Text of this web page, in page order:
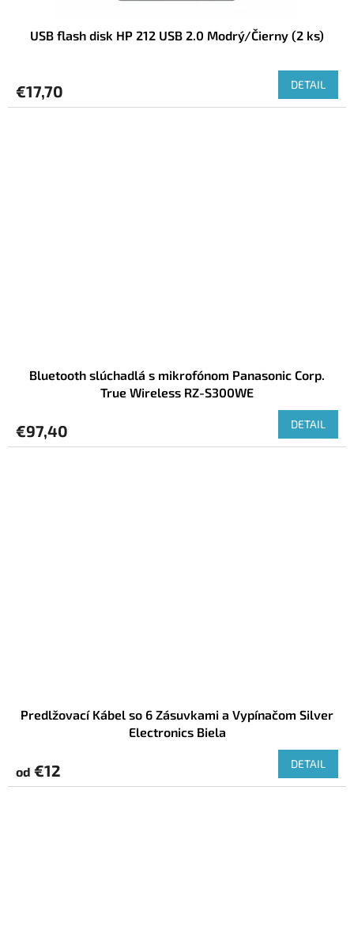
USB flash disk HP 212 USB 2.0 Modrý/Čierny (2 ks)
€17,70 DETAIL
Bluetooth slúchadlá s mikrofónom Panasonic Corp.
True Wireless RZ-S300WE
€97,40 DETAIL
Predlžovací Kábel so 6 Zásuvkami a Vypínačom Silver
Electronics Biela
od €12 DETAIL